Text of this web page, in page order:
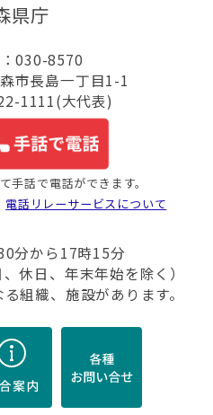
県庁
030-8570
市長島一丁目1-1
1111(大代表)
手話で電話ができます。
電話リレーサービスについて
分から17時15分
休日、年末年始を除く）
組織、施設があります。